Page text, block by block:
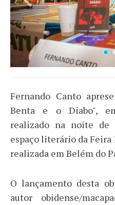
Fernando Canto
Benta e o Diabo",
realizado na noite de
espaço literário da
realizada em Belém do
O lançamento desta
autor obidense/